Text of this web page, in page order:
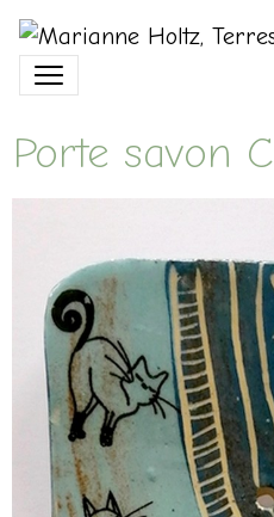
Porte savon C